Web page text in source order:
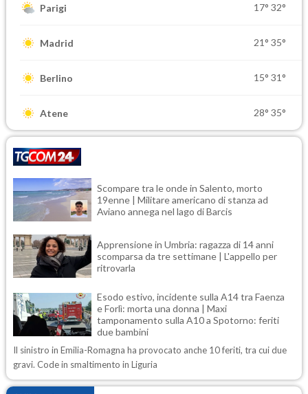
Parigi 17° 32°
Madrid 21° 35°
Berlino 15° 31°
Atene 28° 35°
Scompare tra le onde in Salento, morto
19enne | Militare americano di stanza ad
Aviano annega nel lago di Barcis
Apprensione in Umbria: ragazza di 14 anni
scomparsa da tre settimane | L'appello per
ritrovarla
Esodo estivo, incidente sulla A14 tra Faenza
e Forlì: morta una donna | Maxi
tamponamento sulla A10 a Spotorno: feriti
due bambini
Il sinistro in Emilia-Romagna ha provocato anche 10 feriti, tra cui due
gravi. Code in smaltimento in Liguria